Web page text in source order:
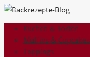
Kuchen & Torten
Muffins & Cupcakes
Toppings